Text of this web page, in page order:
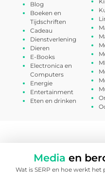
Blog
Boeken en
Tijdschriften
Cadeau
Dienstverlening
Dieren
E-Books
Electronica en
Computers
Energie
Entertainment
Eten en drinken
Media en
Wat is SERP en hoe werkt het